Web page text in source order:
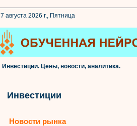
7 августа 2026 г., Пятница
Инвестиции. Цены, новости, аналитика.
Инвестиции
Новости рынка